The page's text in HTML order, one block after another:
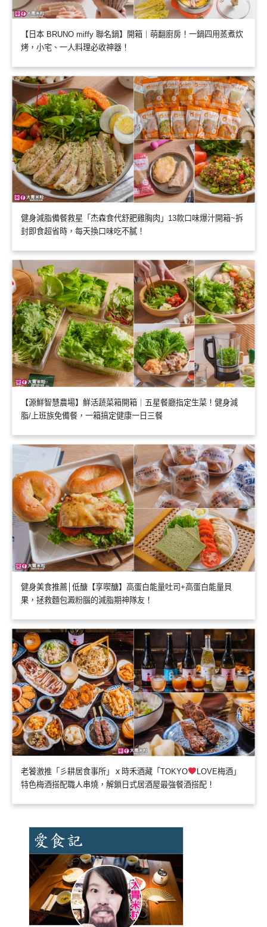
【日本 BRUNO miffy 聯名鍋】開箱｜萌翻廚房！一鍋四用蒸煮炊
烤，小宅、一人料理必收神器！
健身減脂備餐救星「杰森食代舒肥雞胸肉」13款口味爆汁開箱~拆
封即食超省時，每天換口味吃不膩！
【源鮮智慧農場】鮮活蔬菜箱開箱｜五星餐廳指定生菜！健身減
脂/上班族免備餐，一箱搞定健康一日三餐
健身美食推薦│低醣【享喫醣】高蛋白能量吐司+高蛋白能量貝
果，拯救麵包澱粉腦的減脂期神隊友！
老饕激推「彡耕居食事所」ｘ時禾酒藏「TOKYO
LOVE梅酒」
特色梅酒搭配職人串燒，解鎖日式居酒屋最強餐酒搭配！